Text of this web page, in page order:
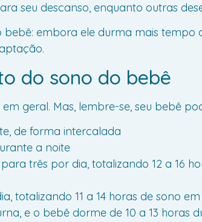
seu descanso, enquanto outras
embora ele durma mais tempo
do sono do bebê
geral. Mas, lembre-se, seu bebê
de forma intercalada
a noite
três por dia, totalizando 12 a 16
totalizando 11 a 14 horas de sono
e o bebê dorme de 10 a 13 horas